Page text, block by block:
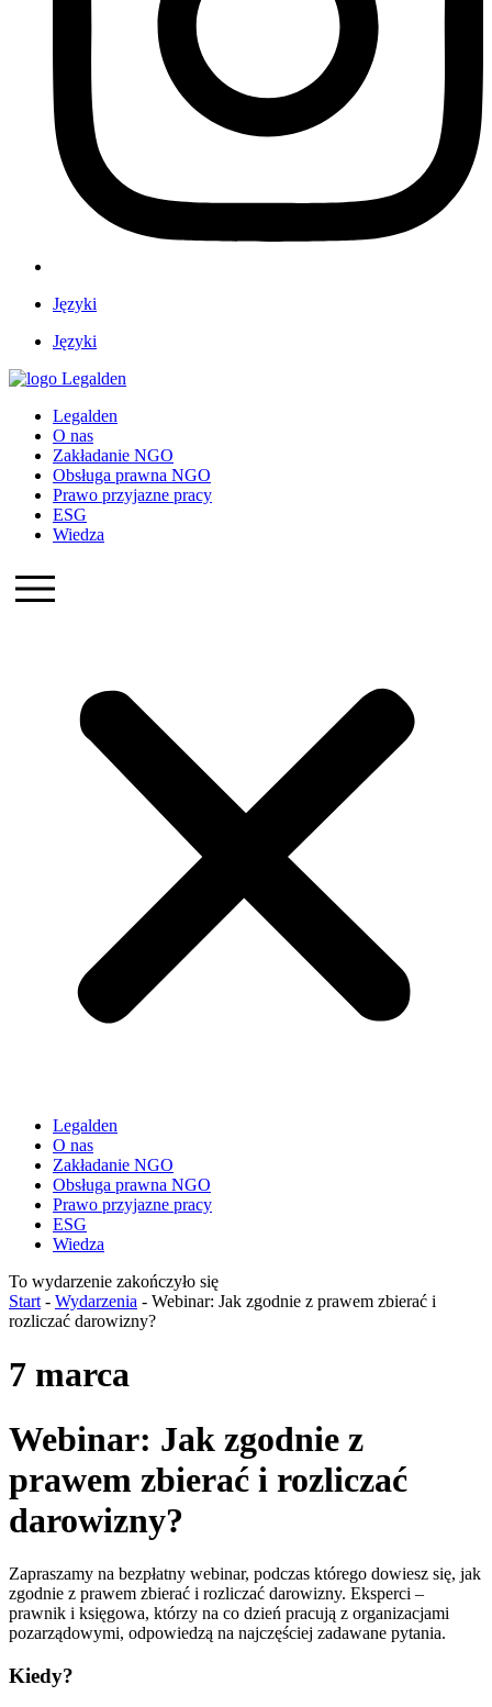
Języki
Języki
Legalden
O nas
Zakładanie NGO
Obsługa prawna NGO
Prawo przyjazne pracy
ESG
Wiedza
Legalden
O nas
Zakładanie NGO
Obsługa prawna NGO
Prawo przyjazne pracy
ESG
Wiedza
To wydarzenie zakończyło się
Start - Wydarzenia - Webinar: Jak zgodnie z prawem zbierać i
rozliczać darowizny?
7 marca
Webinar: Jak zgodnie z
prawem zbierać i rozliczać
darowizny?
Zapraszamy na bezpłatny webinar, podczas którego dowiesz się, jak
zgodnie z prawem zbierać i rozliczać darowizny. Eksperci –
prawnik i księgowa, którzy na co dzień pracują z organizacjami
pozarządowymi, odpowiedzą na najczęściej zadawane pytania.
Kiedy?